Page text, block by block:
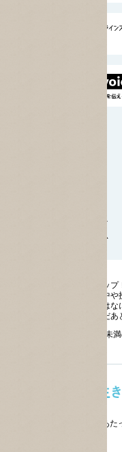
ストッ
妊娠中
お酒は
のんだ
お酒に関する情報の20歳未
ご利用にあた